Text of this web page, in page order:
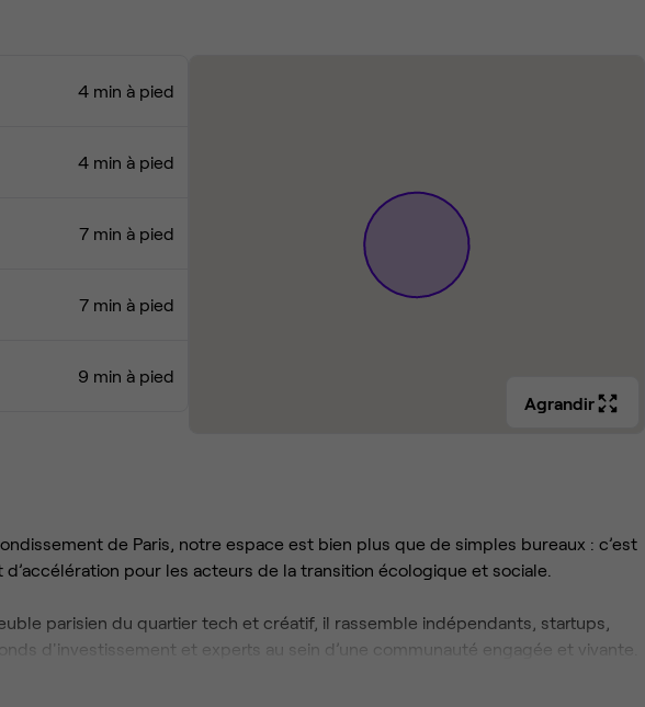
4 min à pied
4 min à pied
7 min à pied
7 min à pied
9 min à pied
Agrandir
de Paris, notre espace est bien plus que de simples bureaux : c’est
pour les acteurs de la transition écologique et sociale.
parisien du quartier tech et créatif, il rassemble indépendants, startups,
d'investissement et experts au sein d’une communauté engagée et vivante.
(et quelques bureaux fermés) avec services complets, pensés comme une